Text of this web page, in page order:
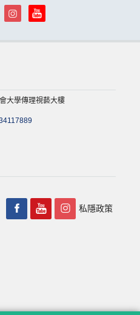
大學傳理視藝大樓
私隱政策